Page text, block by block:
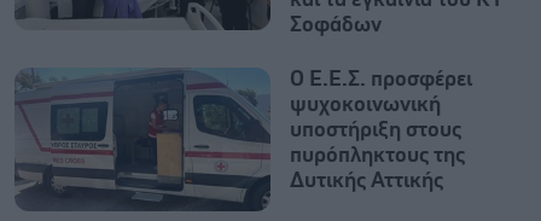
Σοφάδων
Ο Ε.Ε.Σ. προσφέρει
ψυχοκοινωνική
υποστήριξη στους
πυρόπληκτους της
Δυτικής Αττικής